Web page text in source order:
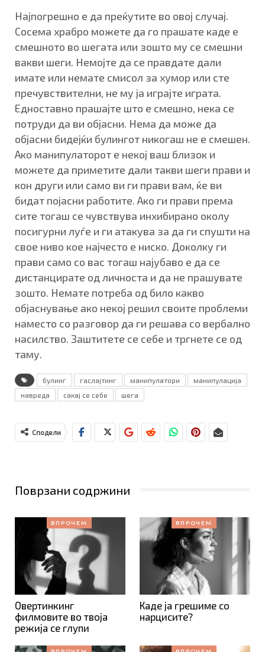
Најпогрешно е да преќутите во овој случај.
Сосема храбро можете да го прашате каде е
смешното во шегата или зошто му се смешни
вакви шеги. Немојте да се правдате дали
имате или немате смисол за хумор или сте
пречувствителни, не му ја играјте играта.
Едноставно прашајте што е смешно, нека се
потруди да ви објасни. Нема да може да
објасни бидејќи булингот никогаш не е смешен.
Ако манипулаторот е некој ваш близок и
можете да приметите дали такви шеги прави и
кон други или само ви ги прави вам, ќе ви
бидат појасни работите. Ако ги прави према
сите тогаш се чувствува инхибирано околу
посигурни луѓе и ги атакува за да ги спушти на
свое ниво кое најчесто е ниско. Доколку ги
прави само со вас тогаш најубаво е да се
дистанцирате од личноста и да не прашувате
зошто. Немате потреба од било какво
објаснување ако некој решил своите проблеми
наместо со разговор да ги решава со вербално
насилство. Заштитете се себе и тргнете се од
таму.
булинг гаслајтинг манипулатори
манипулација
навреда
сакај се себе шега
Сподели
Поврзани содржини
ВПРОЧЕМ
Овертинкинг
филмовите во твоја
режија се глупи
ВПРОЧЕМ
Каде ја грешиме со
нарцисите?